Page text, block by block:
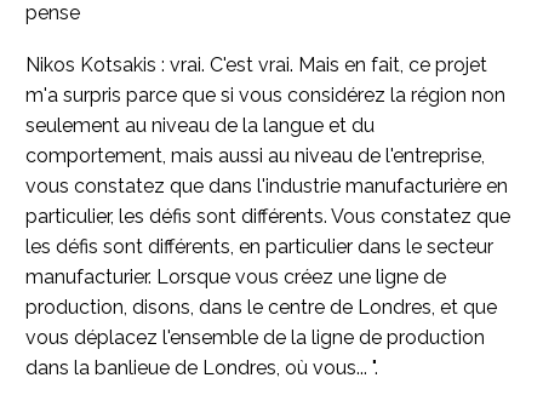
pense
Nikos Kotsakis : vrai. C'est vrai. Mais en fait, ce projet
m'a surpris parce que si vous considérez la région non
seulement au niveau de la langue et du
comportement, mais aussi au niveau de l'entreprise,
vous constatez que dans l'industrie manufacturière en
particulier, les défis sont différents. Vous constatez que
les défis sont différents, en particulier dans le secteur
manufacturier. Lorsque vous créez une ligne de
production, disons, dans le centre de Londres, et que
vous déplacez l'ensemble de la ligne de production
dans la banlieue de Londres, où vous... ".